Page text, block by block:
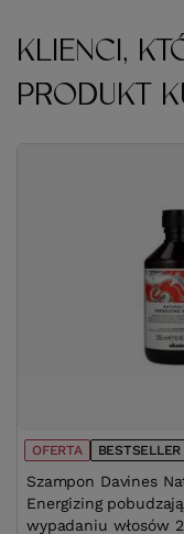
KLIENCI,
PRODUKT
OFERTA BESTSELLER
Szampon Davines
Energizing
wypadaniu włosów